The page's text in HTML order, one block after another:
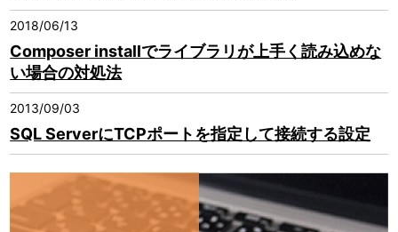
2018/06/13
Composer installでライブラリが上手く読み込めな
い場合の対処法
2013/09/03
SQL ServerにTCPポートを指定して接続する設定